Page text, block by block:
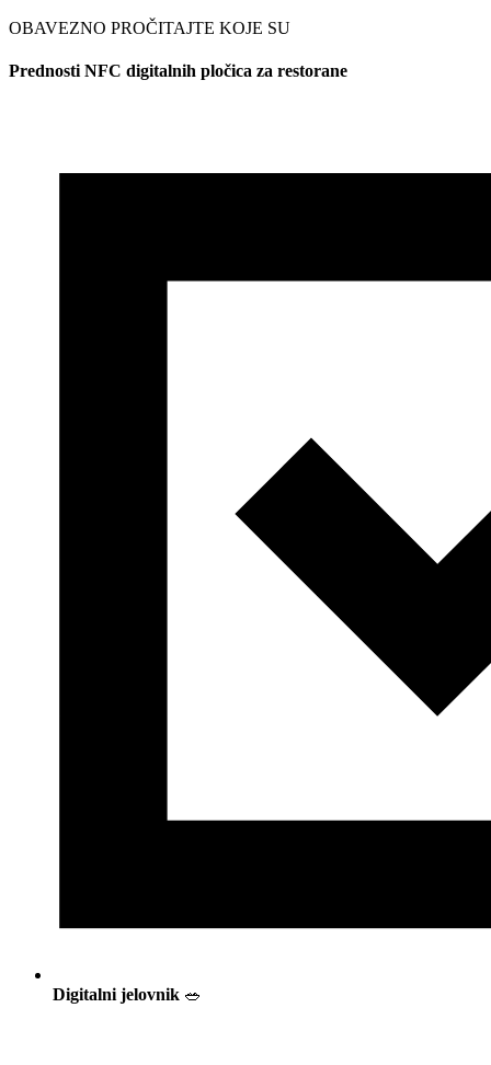
OBAVEZNO PROČITAJTE KOJE SU
Prednosti NFC digitalnih pločica za restorane
Digitalni jelovnik 🥗